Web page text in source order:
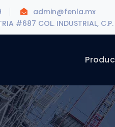
admin@fenla.mx
#687 COL. INDUSTRIAL,